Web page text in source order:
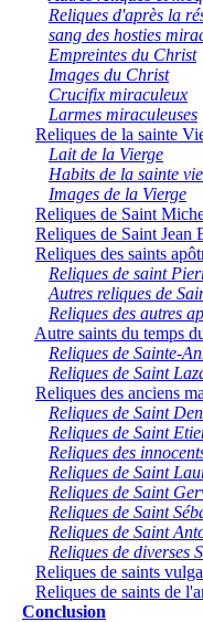
Reliques d'après la
sang des hosties
Empreintes du Christ
Images du Christ
Crucifix miraculeux
Larmes miraculeuses
Reliques de la sainte
Lait de la Vierge
Habits de la sainte
Images de la Vierge
Reliques de Saint
Reliques de Saint Jean
Reliques des saints
Reliques de saint
Autres reliques de
Reliques des autres
Autre saints du temps
Reliques de Sainte-
Reliques de Saint
Reliques des anciens
Reliques de Saint
Reliques de Saint
Reliques des
Reliques de Saint
Reliques de Saint
Reliques de Saint
Reliques de Saint
Reliques de diverses
Reliques de saints
Reliques de saints de
Conclusion